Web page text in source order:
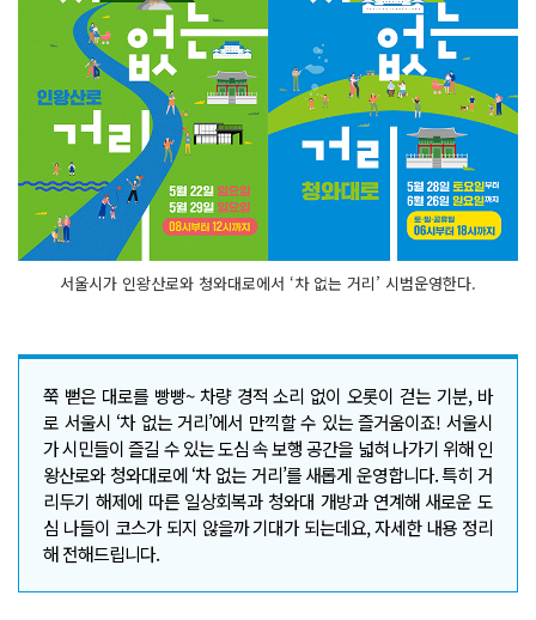
기 기
서울시가 인왕산로와 청와대로에서 ‘차 없는 거리’ 시범운영한다.
쭉 뻗은 대로를 빵빵~ 차량 경적 소리 없이 오롯이 걷는 기분, 바
로 서울시 ‘차 없는 거리’에서 만끽할 수 있는 즐거움이죠! 서울시
가 시민들이 즐길 수 있는 도심 속 보행 공간을 넓혀 나가기 위해 인
왕산로와 청와대로에 ‘차 없는 거리’를 새롭게 운영합니다. 특히 거
리두기 해제에 따른 일상회복과 청와대 개방과 연계해 새로운 도
심 나들이 코스가 되지 않을까 기대가 되는데요, 자세한 내용 정리
해 전해드립니다.